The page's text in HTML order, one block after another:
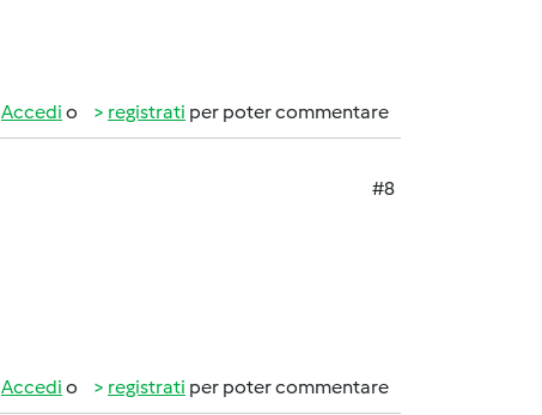
Accedi o registrati per poter commentare
#8
Accedi o registrati per poter commentare